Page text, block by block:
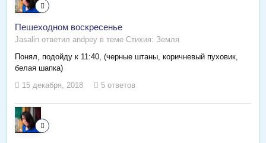
Пешеходном воскресенье
Jasalin ответил andpey в теме Стихия: Земля
Понял, подойду к 11:40, (черные штаны, коричневый пуховик,
белая шапка)
15 декабря, 2018
5 ответов